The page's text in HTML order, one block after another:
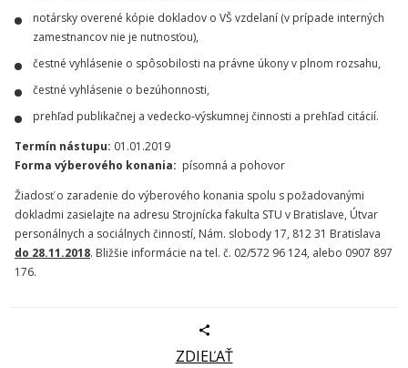
notársky overené kópie dokladov o VŠ vzdelaní (v prípade interných
zamestnancov nie je nutnosťou),
čestné vyhlásenie o spôsobilosti na právne úkony v plnom rozsahu,
čestné vyhlásenie o bezúhonnosti,
prehľad publikačnej a vedecko-výskumnej činnosti a prehľad citácií.
Termín nástupu: 01.01.2019
Forma výberového konania: písomná a pohovor
Žiadosť o zaradenie do výberového konania spolu s požadovanými
dokladmi zasielajte na adresu Strojnícka fakulta STU v Bratislave, Útvar
personálnych a sociálnych činností, Nám. slobody 17, 812 31 Bratislava
do 28.11.2018. Bližšie informácie na tel. č. 02/572 96 124, alebo 0907 897
176.
ZDIEĽAŤ